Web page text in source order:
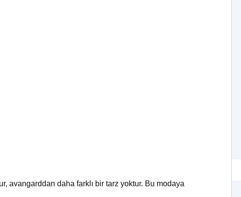
avangarddan daha farklı bir tarz yoktur. Bu modaya